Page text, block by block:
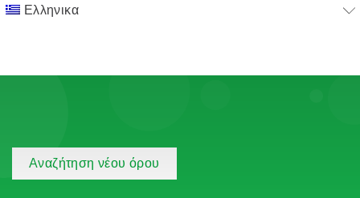
Ελληνικα
Αναζήτηση νέου όρου